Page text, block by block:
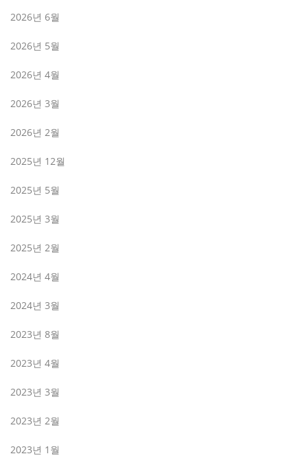
2026년 6월
2026년 5월
2026년 4월
2026년 3월
2026년 2월
2025년 12월
2025년 5월
2025년 3월
2025년 2월
2024년 4월
2024년 3월
2023년 8월
2023년 4월
2023년 3월
2023년 2월
2023년 1월